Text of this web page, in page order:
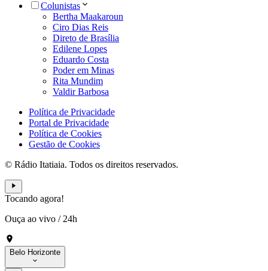
Colunistas
Bertha Maakaroun
Ciro Dias Reis
Direto de Brasília
Edilene Lopes
Eduardo Costa
Poder em Minas
Rita Mundim
Valdir Barbosa
Política de Privacidade
Portal de Privacidade
Política de Cookies
Gestão de Cookies
© Rádio Itatiaia. Todos os direitos reservados.
Tocando agora!
Ouça ao vivo / 24h
Belo Horizonte